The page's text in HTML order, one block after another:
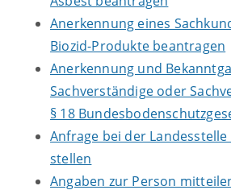
Anerkennung eines
Biozid-Produkte beantragen
Anerkennung und
Sachverständige oder
§ 18
Anfrage bei der
stellen
Angaben zur Person